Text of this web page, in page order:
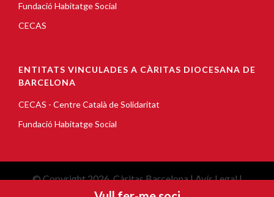
Fundació Habitatge Social
CECAS
ENTITATS VINCULADES A CÀRITAS DIOCESANA DE
BARCELONA
CECAS - Centre Català de Solidaritat
Fundació Habitatge Social
© Copyright 2026, Càritas Barcelona |Avís Legal|
Política de cookies|Política de privacitat